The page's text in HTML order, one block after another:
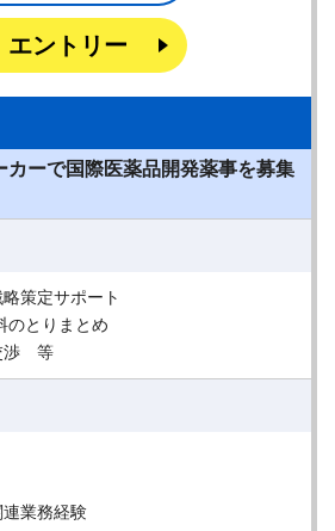
エントリー
カーで国際医薬品開発薬事を募集
策定サポート
のとりまとめ
渉 等
連業務経験